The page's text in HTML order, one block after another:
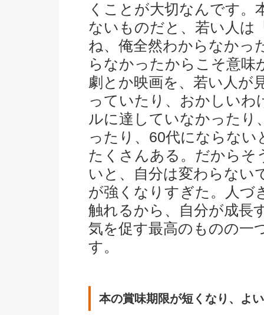
くことが大切なんです。
ないものだと、若い人は
ね、俺全然わからなかっ
らなかったからこそ意味
劇とか映画を、若い人が
っていたり、おかしいわ
ルに達していなかったり
ったり、60代にならな
たくさんある。だからそ
いと、自分は変わらない
が強くなりすぎた。人づ
触れるから、自分が成長
気を促す最高のものの一
す。
本の賞味期限が短くなり、よ